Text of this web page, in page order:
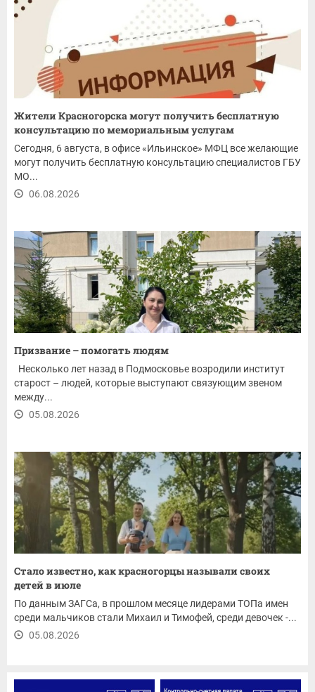
Жители Красногорска могут получить бесплатную
консультацию по мемориальным услугам
Сегодня, 6 августа, в офисе «Ильинское» МФЦ все желающие
могут получить бесплатную консультацию специалистов ГБУ
МО...
06.08.2026
Призвание – помогать людям
Несколько лет назад в Подмосковье возродили институт
старост – людей, которые выступают связующим звеном
между...
05.08.2026
Стало известно, как красногорцы называли своих
детей в июле
По данным ЗАГСа, в прошлом месяце лидерами ТОПа имен
среди мальчиков стали Михаил и Тимофей, среди девочек -...
05.08.2026